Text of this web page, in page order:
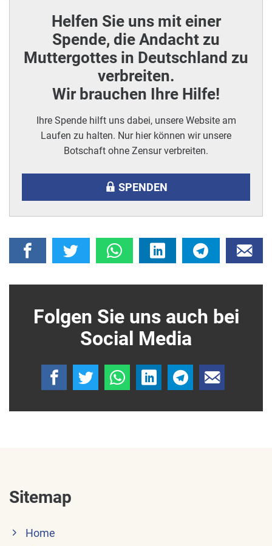
Helfen Sie uns mit einer
Spende, die Andacht zu
Muttergottes in Deutschland zu
verbreiten.
Wir brauchen Ihre Hilfe!
Ihre Spende hilft uns dabei, unsere Website am
Laufen zu halten. Nur hier können wir unsere
Botschaft ohne Zensur verbreiten.
SPENDEN
Folgen Sie uns auch bei
Social Media
Sitemap
Home